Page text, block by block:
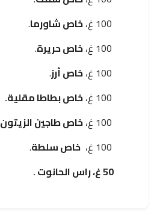
خاص شاورما.
خاصحريرة.
خاص أرز.
خاص بطاطا مقلية.
خاص طاجين الزيتون.
خاص سلطة.